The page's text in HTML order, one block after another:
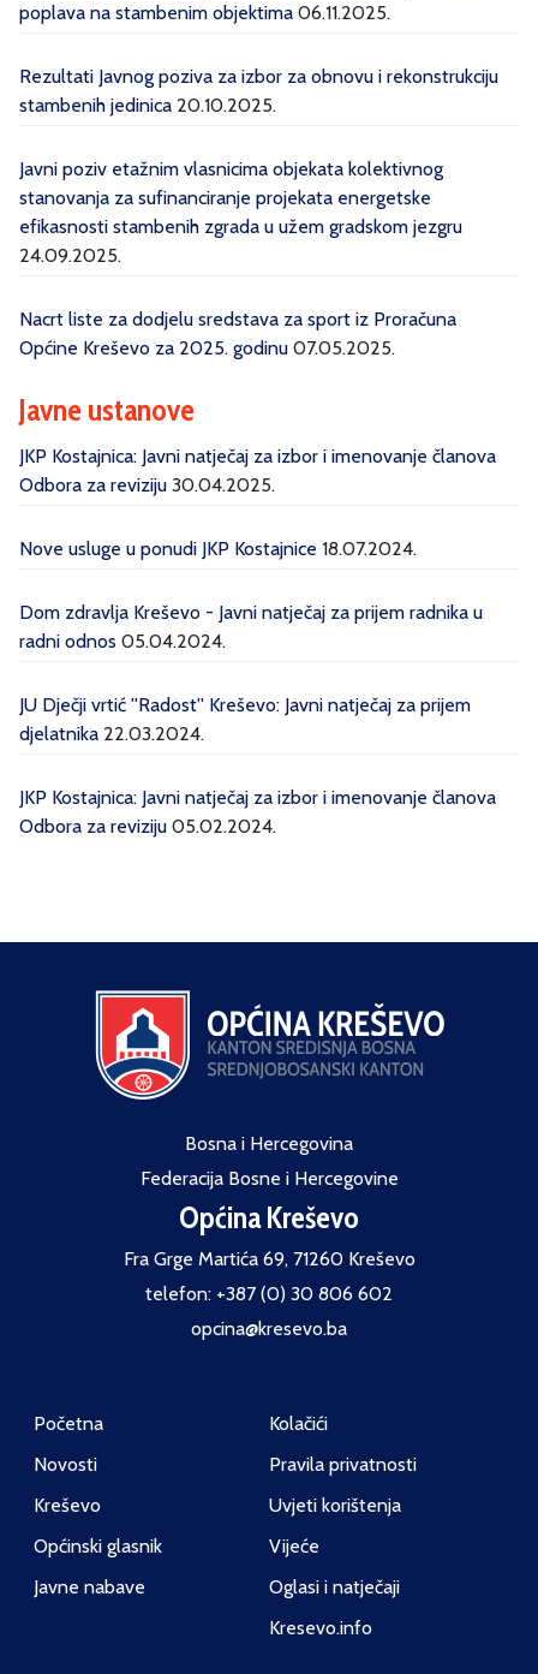
poplava na stambenim objektima 06.11.2025.
Rezultati Javnog poziva za izbor za obnovu i rekonstrukciju
stambenih jedinica 20.10.2025.
Javni poziv etažnim vlasnicima objekata kolektivnog
stanovanja za sufinanciranje projekata energetske
efikasnosti stambenih zgrada u užem gradskom jezgru
24.09.2025.
Nacrt liste za dodjelu sredstava za sport iz Proračuna
Općine Kreševo za 2025. godinu 07.05.2025.
Javne ustanove
JKP Kostajnica: Javni natječaj za izbor i imenovanje članova
Odbora za reviziju 30.04.2025.
Nove usluge u ponudi JKP Kostajnice 18.07.2024.
Dom zdravlja Kreševo - Javni natječaj za prijem radnika u
radni odnos 05.04.2024.
JU Dječji vrtić ''Radost'' Kreševo: Javni natječaj za prijem
djelatnika 22.03.2024.
JKP Kostajnica: Javni natječaj za izbor i imenovanje članova
Odbora za reviziju 05.02.2024.
Bosna i Hercegovina
Federacija Bosne i Hercegovine
Općina Kreševo
Fra Grge Martića 69, 71260 Kreševo
telefon: +387 (0) 30 806 602
opcina@kresevo.ba
Početna
Novosti
Kreševo
Općinski glasnik
Javne nabave
Kolačići
Pravila privatnosti
Uvjeti korištenja
Vijeće
Oglasi i natječaji
Kresevo.info